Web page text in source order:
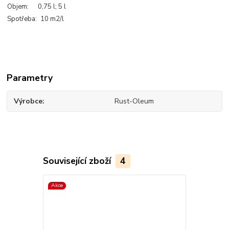
Objem: 0,75 l; 5 l
Spotřeba: 10 m2/l
Parametry
Výrobce Rust-Oleum
Související zboží 4
Akce